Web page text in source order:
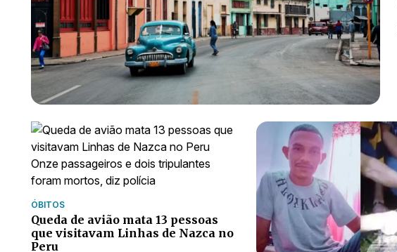
ÓBITOS
Queda de avião mata 13 pessoas
que visitavam Linhas de Nazca no
Peru